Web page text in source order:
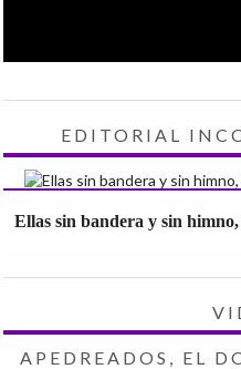
EDITORIAL
Ellas sin bandera y sin
APEDREADOS, EL